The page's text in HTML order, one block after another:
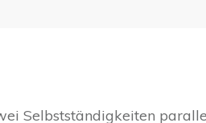
Selbstständigkeiten